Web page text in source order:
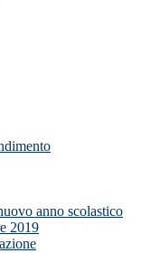
anno scolastico
2019